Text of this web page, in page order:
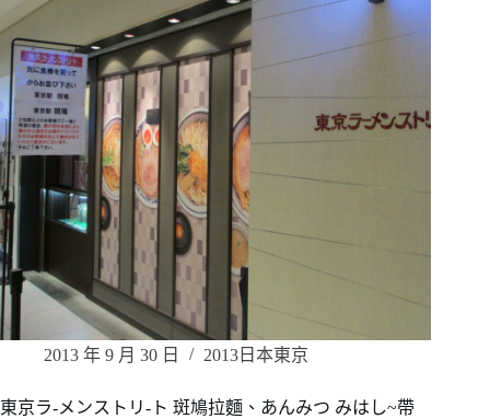
2013 年 9 月 30 日 2013日本東京
東京ラ-メンストリ-ト 斑鳩拉麵、あんみつ みはし~帶